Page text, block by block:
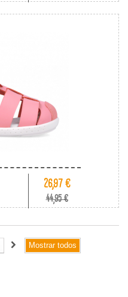
26,97 €
44,95 €
Mostrar todos